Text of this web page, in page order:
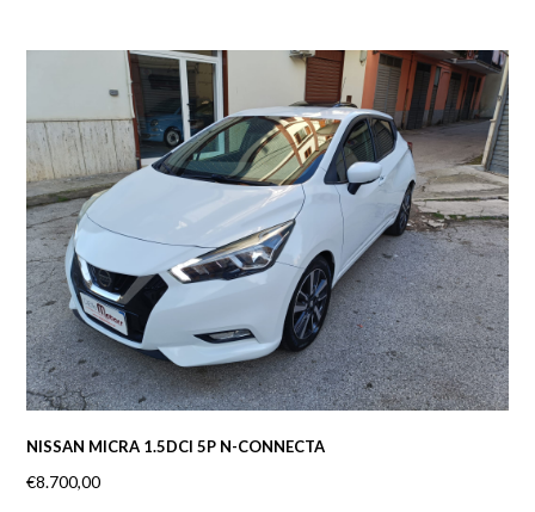
NISSAN MICRA 1.5DCI 5P N-CONNECTA
€8.700,00